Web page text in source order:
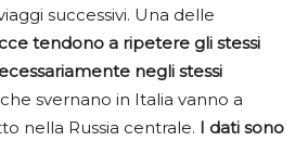
successivi. Una delle
tendono a ripetere gli stessi
negli stessi
che svernano in Italia vanno a
nella Russia centrale. I dati sono